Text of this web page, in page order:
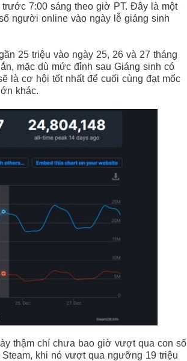
7:00 sáng theo giờ PT. Đây là một
người online vào ngày lễ giáng sinh
25 triệu vào ngày 25, 26 và 27 tháng
mặc dù mức đỉnh sau Giáng sinh có
là cơ hội tốt nhất để cuối cùng đạt mốc
khác.
thậm chí chưa bao giờ vượt qua con số
khi nó vượt qua ngưỡng 19 triệu